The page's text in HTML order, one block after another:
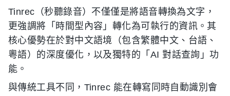
Tinrec（秒聽錄音）不僅僅是將語音轉換為文字，
更強調將「時間型內容」轉化為可執行的資訊。其
核心優勢在於對中文語境（包含繁體中文、台語、
粵語）的深度優化，以及獨特的「AI 對話查詢」功
能。
與傳統工具不同，Tinrec 能在轉寫同時自動識別會